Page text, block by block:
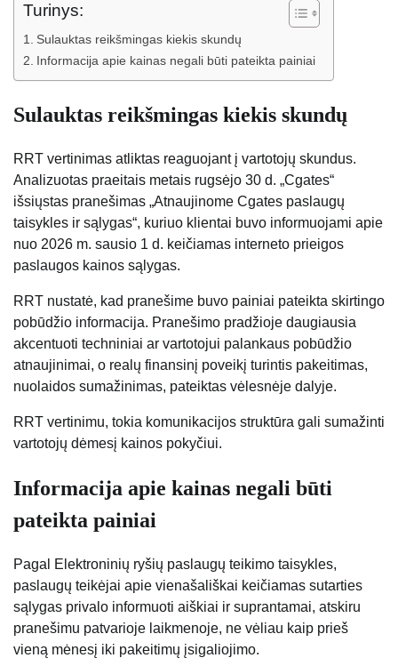
Turinys:
Sulauktas reikšmingas kiekis skundų
Informacija apie kainas negali būti pateikta painiai
Sulauktas reikšmingas kiekis skundų
RRT vertinimas atliktas reaguojant į vartotojų skundus.
Analizuotas praeitais metais rugsėjo 30 d. „Cgates“
išsiųstas pranešimas „Atnaujinome Cgates paslaugų
taisykles ir sąlygas“, kuriuo klientai buvo informuojami apie
nuo 2026 m. sausio 1 d. keičiamas interneto prieigos
paslaugos kainos sąlygas.
RRT nustatė, kad pranešime buvo painiai pateikta skirtingo
pobūdžio informacija. Pranešimo pradžioje daugiausia
akcentuoti techniniai ar vartotojui palankaus pobūdžio
atnaujinimai, o realų finansinį poveikį turintis pakeitimas,
nuolaidos sumažinimas, pateiktas vėlesnėje dalyje.
RRT vertinimu, tokia komunikacijos struktūra gali sumažinti
vartotojų dėmesį kainos pokyčiui.
Informacija apie kainas negali būti
pateikta painiai
Pagal Elektroninių ryšių paslaugų teikimo taisykles,
paslaugų teikėjai apie vienašališkai keičiamas sutarties
sąlygas privalo informuoti aiškiai ir suprantamai, atskiru
pranešimu patvarioje laikmenoje, ne vėliau kaip prieš
vieną mėnesį iki pakeitimų įsigaliojimo.